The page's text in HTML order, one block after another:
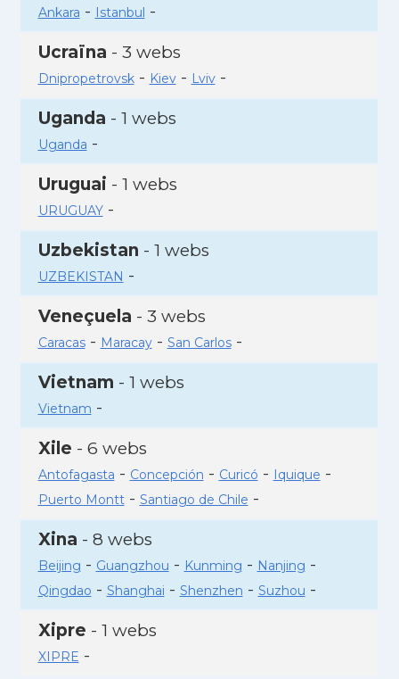
Ankara - Istanbul -
Ucraïna - 3 webs
Dnipropetrovsk- Kiev- Lviv-
Uganda - 1 webs
Uganda -
Uruguai - 1 webs
URUGUAY-
Uzbekistan - 1 webs
UZBEKISTAN -
Veneçuela - 3 webs
Caracas- Maracay- San Carlos-
Vietnam - 1 webs
Vietnam -
Xile - 6 webs
Antofagasta - Concepción - Curicó - Iquique -
Puerto Montt- Santiago de Chile -
Xina - 8 webs
Beijing - Guangzhou - Kunming - Nanjing -
Qingdao - Shanghai - Shenzhen - Suzhou -
Xipre - 1 webs
XIPRE -